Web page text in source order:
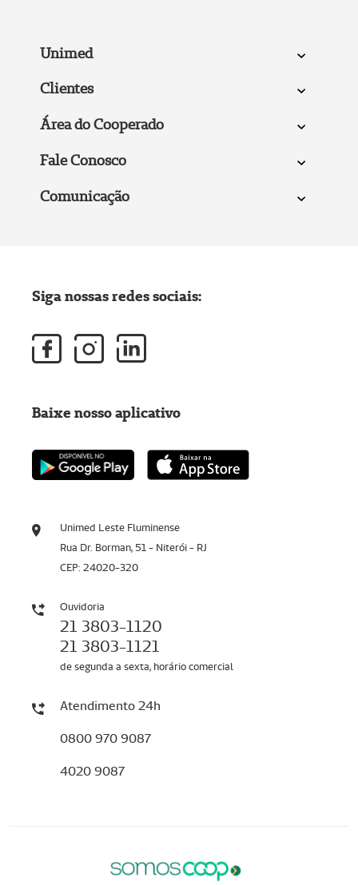
Unimed
Clientes
Área do Cooperado
Fale Conosco
Comunicação
Unimed Leste Fluminense
Rua Dr. Borman, 51 - Niterói - RJ
CEP: 24020-320
Ouvidoria
21 3803-1120
21 3803-1121
de segunda a sexta, horário comercial
Atendimento 24h
0800 970 9087
4020 9087
Siga nossas redes sociais:
Baixe nosso aplicativo